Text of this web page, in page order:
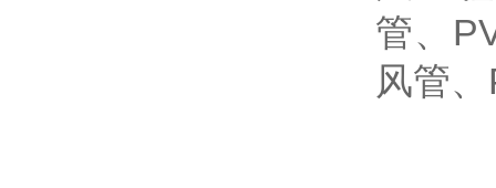
管、
风管